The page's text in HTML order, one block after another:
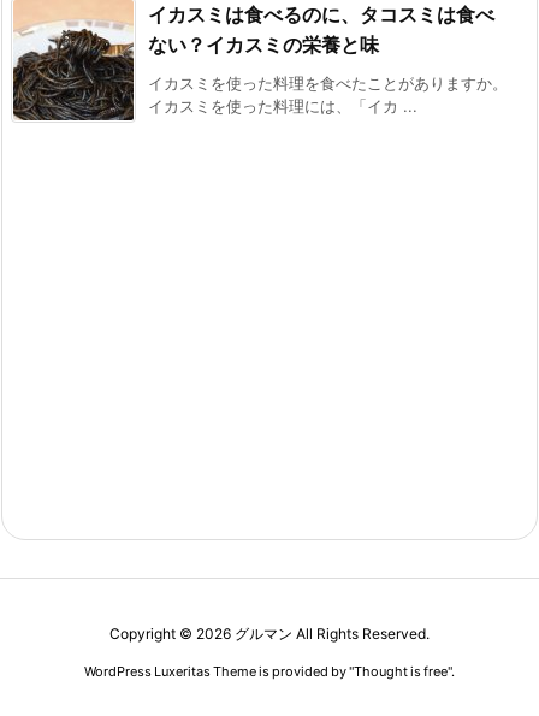
イカスミは食べるのに、タコスミは食べ
ない？イカスミの栄養と味
イカスミを使った料理を食べたことがありますか。
イカスミを使った料理には、「イカ ...
Copyright © 2026 グルマン All Rights Reserved.
WordPress Luxeritas Theme is provided by "Thought is free".